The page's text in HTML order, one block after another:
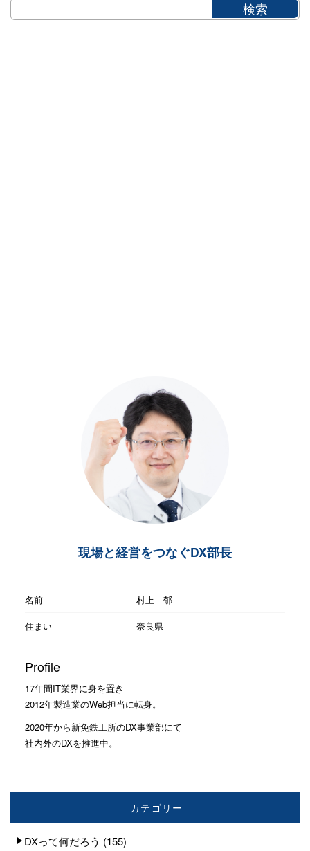
現場と経営をつなぐDX部長
名前
村上 郁
住まい
奈良県
Profile
17年間IT業界に身を置き
2012年製造業のWeb担当に転身。
2020年から新免鉄工所のDX事業部にて
社内外のDXを推進中。
カテゴリー
DXって何だろう (155)